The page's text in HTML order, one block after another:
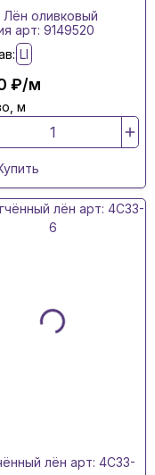
Лён оливковый
арт: 9149520
LI
₽/м
м
лён арт: 4C33-